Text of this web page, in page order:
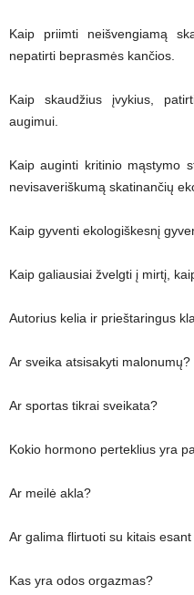
Kaip priimti neišvengiamą
nepatirti beprasmės kančios.
Kaip skaudžius įvykius,
augimui.
Kaip auginti kritinio mąstymo
nevisaveriškumą skatinančių
Kaip gyventi ekologiškesnį
Kaip galiausiai žvelgti į mirtį,
Autorius kelia ir prieštaringus
Ar sveika atsisakyti malonumų?
Ar sportas tikrai sveikata?
Kokio hormono perteklius yra
Ar meilė akla?
Ar galima flirtuoti su kitais
Kas yra odos orgazmas?